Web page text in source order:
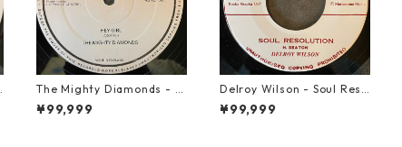
The Mighty Diamonds - H
ey Girl【12-50053】
¥99,999
Delroy Wilson - Soul Reso
lution【7-21935】
¥99,999